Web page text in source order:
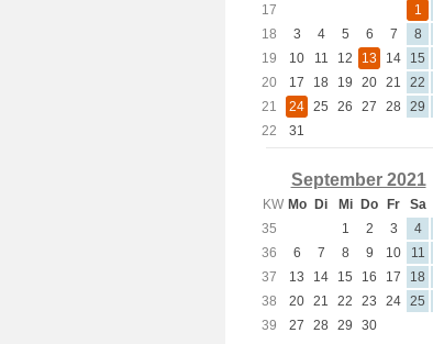
17
1
18
3 4 5 6 7 8
19
10 11 12 13 14 15
20
17 18 19 20 21 22
21
24 25 26 27 28 29
22
31
September 2021
KW Mo Di Mi Do Fr Sa
35
1 2 3 4
36
6 7 8 9 10 11
37
13 14 15 16 17 18
38
20 21 22 23 24 25
39
27 28 29 30